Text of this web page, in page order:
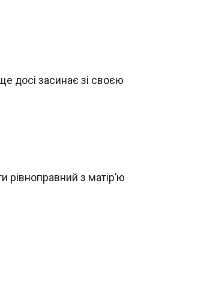
досі засинає зі своєю
рівноправний з матір’ю